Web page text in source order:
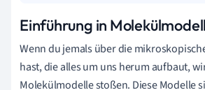
Einführung in
Wenn du jemals über die
hast, die alles um uns herum aufbaut,
Molekülmodelle stoßen. Diese Modelle